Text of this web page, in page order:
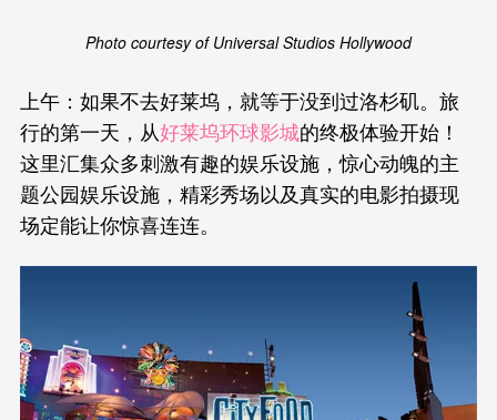
Photo courtesy of Universal Studios Hollywood
上午：如果不去好莱坞，就等于没到过洛杉矶。旅
行的第一天，从好莱坞环球影城的终极体验开始！
这里汇集众多刺激有趣的娱乐设施，惊心动魄的主
题公园娱乐设施，精彩秀场以及真实的电影拍摄现
场定能让你惊喜连连。